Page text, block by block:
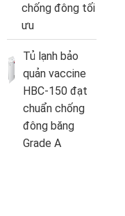
chống đông tối
ưu
Tủ lạnh bảo
quản vaccine
HBC-150 đạt
chuẩn chống
đông băng
Grade A